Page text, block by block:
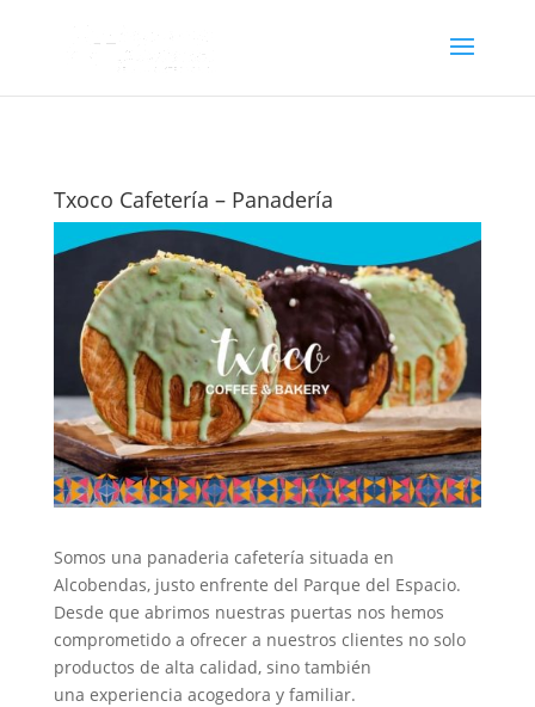
Txoco Cafetería – Panadería
Somos una panaderia cafetería situada en
Alcobendas, justo enfrente del Parque del Espacio.
Desde que abrimos nuestras puertas nos hemos
comprometido a ofrecer a nuestros clientes no solo
productos de alta calidad, sino también
una experiencia acogedora y familiar.